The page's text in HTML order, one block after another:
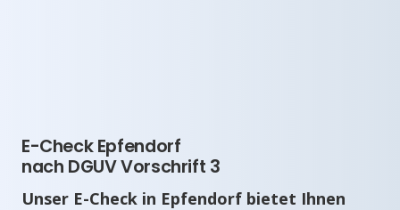
E-Check Epfendorf
nach DGUV Vorschrift 3
Unser E-Check in Epfendorf bietet Ihnen